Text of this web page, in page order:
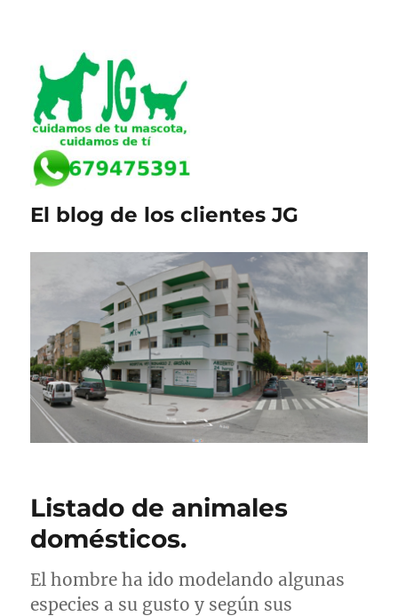
El blog de los clientes JG
Listado de animales
domésticos.
El hombre ha ido modelando algunas
especies a su gusto y según sus